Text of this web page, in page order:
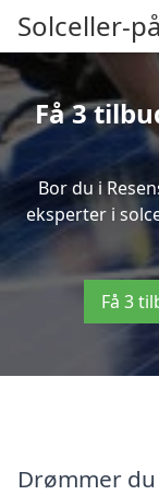
Solceller-
Få 3
Bor du i
eksperter i
Få 3
Drømmer